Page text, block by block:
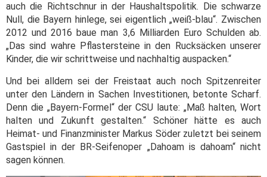
auch die Richtschnur in der Haushaltspolitik. Die schwarze
Null, die Bayern hinlege, sei eigentlich „weiß-blau“. Zwischen
2012 und 2016 baue man 3,6 Milliarden Euro Schulden ab.
„Das sind wahre Pflastersteine in den Rucksäcken unserer
Kinder, die wir schrittweise und nachhaltig auspacken.“
Und bei alldem sei der Freistaat auch noch Spitzenreiter
unter den Ländern in Sachen Investitionen, betonte Scharf.
Denn die „Bayern-Formel“ der CSU laute: „Maß halten, Wort
halten und Zukunft gestalten.“ Schöner hätte es auch
Heimat- und Finanzminister Markus Söder zuletzt bei seinem
Gastspiel in der BR-Seifenoper „Dahoam is dahoam“ nicht
sagen können.